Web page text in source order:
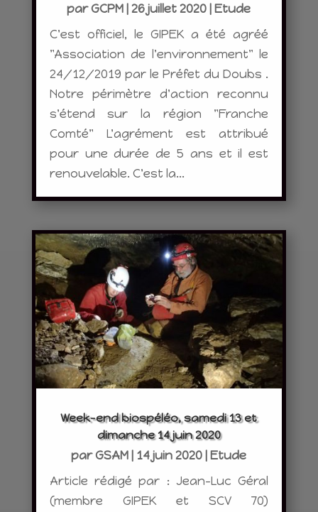
parGCPM | 26 juillet 2020 |Etude
C'est officiel, le GIPEK a été agréé
"Association de l'environnement" le
24/12/2019 par le Préfet du Doubs .
Notre périmètre d'action reconnu
s'étend sur la région "Franche
Comté" L'agrément est attribué
pour une durée de 5 ans et il est
renouvelable. C'est la...
Week-end biospéléo, samedi 13 et
dimanche 14 juin 2020
parGSAM | 14 juin 2020 |Etude
Article rédigé par : Jean-Luc Géral
(membre GIPEK et SCV 70)